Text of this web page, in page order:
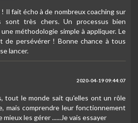
Il fait écho à de nombreux coaching sur
sont très chers. Un processus bien
méthodologie simple à appliquer. Le
de persévérer ! Bonne chance à tous
lancer.
2020-04-19 09:44:07
tout le monde sait qu'elles ont un rôle
mais comprendre leur fonctionnement
les gérer ......Je vais essayer